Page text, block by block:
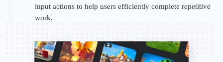
input actions to help users efficiently complete repetitive
work.